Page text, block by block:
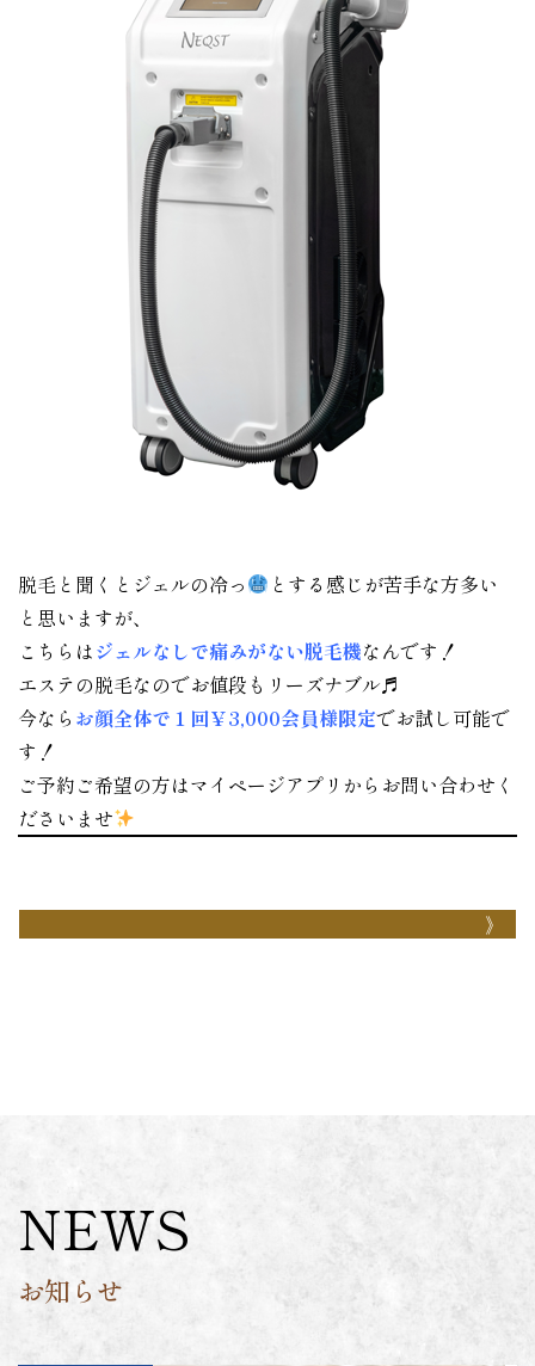
脱毛と聞くとジェルの冷っ
とする感じが苦手な方多い
と思いますが、
こちらはジェルなしで痛みがない脱毛機なんです！
エステの脱毛なのでお値段もリーズナブル♬
今なら お顔全体で１回￥3,000会員様限定でお試し可能で
す！
ご予約ご希望の方はマイページアプリからお問い合わせく
ださいませ
NEWS
お知らせ